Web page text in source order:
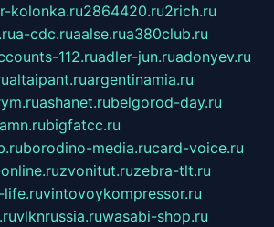
kolonka.ru2864420.ru2rich.ru
a-cdc.ruaalse.rua380club.ru
112.ruadler-jun.ruadonyev.ru
altaipant.ruargentinamia.ru
ashanet.rubelgorod-day.ru
bigfatcc.ru
borodino-media.rucard-voice.ru
zvonitut.ruzebra-tlt.ru
vintovoykompressor.ru
vlknrussia.ruwasabi-shop.ru